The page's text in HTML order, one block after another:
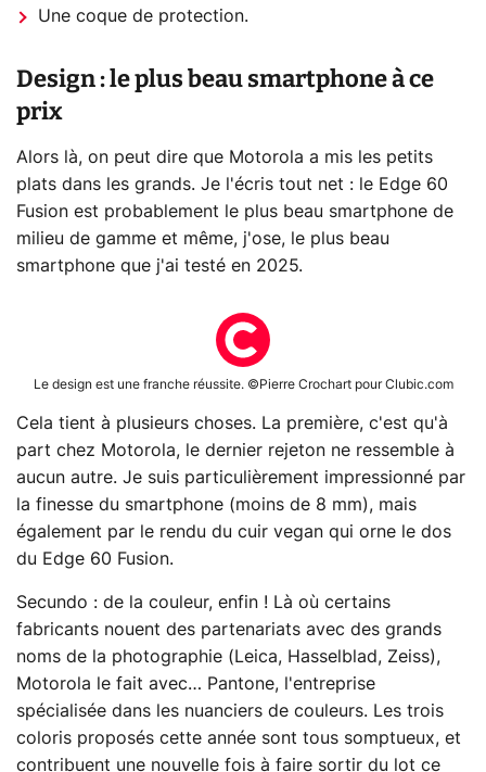
Une coque de protection.
Design : le plus beau smartphone à ce
prix
Alors là, on peut dire que Motorola a mis les petits
plats dans les grands. Je l'écris tout net : le Edge 60
Fusion est probablement le plus beau smartphone de
milieu de gamme et même, j'ose, le plus beau
smartphone que j'ai testé en 2025.
Le design est une franche réussite. ©Pierre Crochart pour Clubic.com
Cela tient à plusieurs choses. La première, c'est qu'à
part chez Motorola, le dernier rejeton ne ressemble à
aucun autre. Je suis particulièrement impressionné par
la finesse du smartphone (moins de 8 mm), mais
également par le rendu du cuir vegan qui orne le dos
du Edge 60 Fusion.
Secundo : de la couleur, enfin ! Là où certains
fabricants nouent des partenariats avec des grands
noms de la photographie (Leica, Hasselblad, Zeiss),
Motorola le fait avec… Pantone, l'entreprise
spécialisée dans les nuanciers de couleurs. Les trois
coloris proposés cette année sont tous somptueux, et
contribuent une nouvelle fois à faire sortir du lot ce